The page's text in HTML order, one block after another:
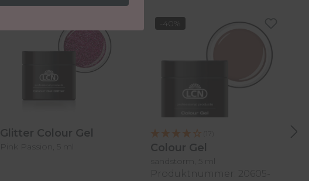
Glitter Colour Gel
Pink Passion, 5 ml
-40%
Colour Gel
sandstorm, 5 ml
Produktnummer: 20605-